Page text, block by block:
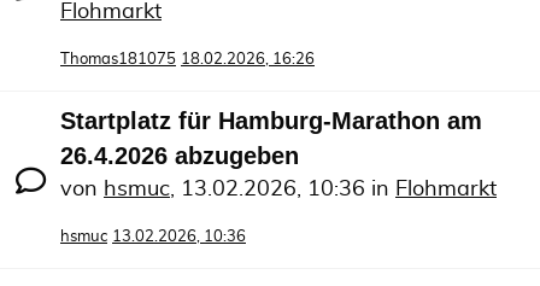
Flohmarkt
Thomas181075 18.02.2026, 16:26
Startplatz für Hamburg-Marathon am
26.4.2026 abzugeben
von hsmuc, 13.02.2026, 10:36 in Flohmarkt
hsmuc 13.02.2026, 10:36